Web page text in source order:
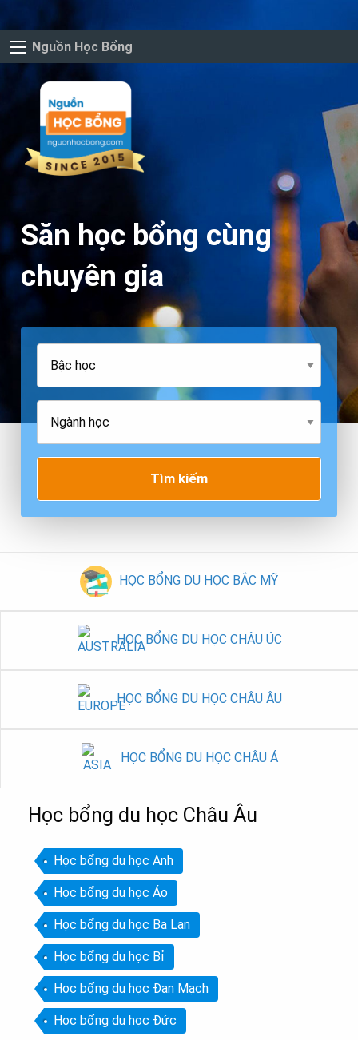
Nguồn Học Bổng
Săn học bổng cùng
chuyên gia
Tìm kiếm
HỌC BỔNG DU HỌC BẮC MỸ
HỌC BỔNG DU HỌC CHÂU ÚC
HỌC BỔNG DU HỌC CHÂU ÂU
HỌC BỔNG DU HỌC CHÂU Á
Học bổng du học Châu Âu
Học bổng du học Anh
Học bổng du học Áo
Học bổng du học Ba Lan
Học bổng du học Bỉ
Học bổng du học Đan Mạch
Học bổng du học Đức